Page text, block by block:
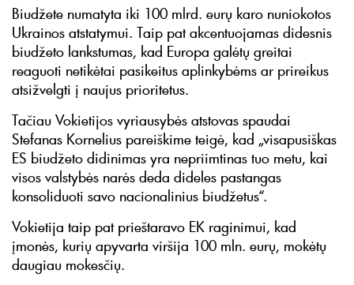
Biudžete numatyta iki 100 mlrd. eurų karo nuniokotos
Ukrainos atstatymui. Taip pat akcentuojamas didesnis
biudžeto lankstumas, kad Europa galėtų greitai
reaguoti netikėtai pasikeitus aplinkybėms ar prireikus
atsižvelgti į naujus prioritetus.
Tačiau Vokietijos vyriausybės atstovas spaudai
Stefanas Kornelius pareiškime teigė, kad „visapusiškas
ES biudžeto didinimas yra nepriimtinas tuo metu, kai
visos valstybės narės deda dideles pastangas
konsoliduoti savo nacionalinius biudžetus“.
Vokietija taip pat prieštaravo EK raginimui, kad
įmonės, kurių apyvarta viršija 100 mln. eurų, mokėtų
daugiau mokesčių.